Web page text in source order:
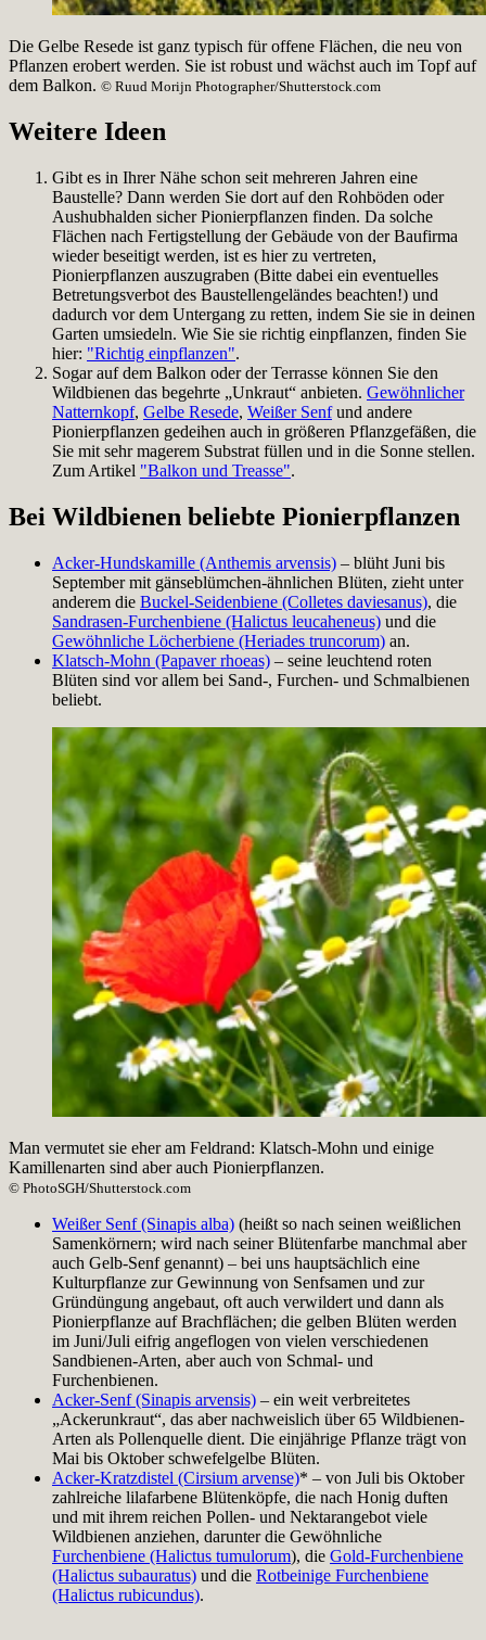
Die Gelbe Resede ist ganz typisch für offene Flächen, die neu von
Pflanzen erobert werden. Sie ist robust und wächst auch im Topf auf
dem Balkon. © Ruud Morijn Photographer/Shutterstock.com
Weitere Ideen
Gibt es in Ihrer Nähe schon seit mehreren Jahren eine
Baustelle? Dann werden Sie dort auf den Rohböden oder
Aushubhalden sicher Pionierpflanzen finden. Da solche
Flächen nach Fertigstellung der Gebäude von der Baufirma
wieder beseitigt werden, ist es hier zu vertreten,
Pionierpflanzen auszugraben (Bitte dabei ein eventuelles
Betretungsverbot des Baustellengeländes beachten!) und
dadurch vor dem Untergang zu retten, indem Sie sie in deinen
Garten umsiedeln. Wie Sie sie richtig einpflanzen, finden Sie
hier: "Richtig einpflanzen".
Sogar auf dem Balkon oder der Terrasse können Sie den
Wildbienen das begehrte „Unkraut“ anbieten. Gewöhnlicher
Natternkopf, Gelbe Resede, Weißer Senfund andere
Pionierpflanzen gedeihen auch in größeren Pflanzgefäßen, die
Sie mit sehr magerem Substrat füllen und in die Sonne stellen.
Zum Artikel "Balkon und Treasse".
Bei Wildbienen beliebte Pionierpflanzen
Acker-Hundskamille (Anthemis arvensis) – blüht Juni bis
September mit gänseblümchen-ähnlichen Blüten, zieht unter
anderem die Buckel-Seidenbiene (Colletes daviesanus), die
Sandrasen-Furchenbiene (Halictus leucaheneus) und die
Gewöhnliche Löcherbiene (Heriades truncorum) an.
Klatsch-Mohn (Papaver rhoeas) – seine leuchtend roten
Blüten sind vor allem bei Sand-, Furchen- und Schmalbienen
beliebt.
Man vermutet sie eher am Feldrand: Klatsch-Mohn und einige
Kamillenarten sind aber auch Pionierpflanzen.
© PhotoSGH/Shutterstock.com
Weißer Senf (Sinapis alba) (heißt so nach seinen weißlichen
Samenkörnern; wird nach seiner Blütenfarbe manchmal aber
auch Gelb-Senf genannt) – bei uns hauptsächlich eine
Kulturpflanze zur Gewinnung von Senfsamen und zur
Gründüngung angebaut, oft auch verwildert und dann als
Pionierpflanze auf Brachflächen; die gelben Blüten werden
im Juni/Juli eifrig angeflogen von vielen verschiedenen
Sandbienen-Arten, aber auch von Schmal- und
Furchenbienen.
Acker-Senf (Sinapis arvensis) – ein weit verbreitetes
„Ackerunkraut“, das aber nachweislich über 65 Wildbienen-
Arten als Pollenquelle dient. Die einjährige Pflanze trägt von
Mai bis Oktober schwefelgelbe Blüten.
Acker-Kratzdistel (Cirsium arvense)* – von Juli bis Oktober
zahlreiche lilafarbene Blütenköpfe, die nach Honig duften
und mit ihrem reichen Pollen- und Nektarangebot viele
Wildbienen anziehen, darunter die Gewöhnliche
Furchenbiene (Halictus tumulorum), die Gold-Furchenbiene
(Halictus subauratus) und die Rotbeinige Furchenbiene
(Halictus rubicundus).